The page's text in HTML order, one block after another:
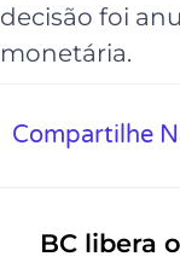
decisão foi
monetária.
Compartilhe
BC libera